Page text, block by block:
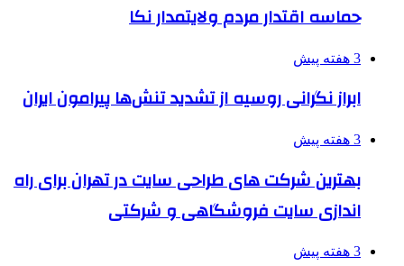
حماسه اقتدار مردم ولایتمدار نکا
3 هفته پیش
ابراز نگرانی روسیه از تشدید تنش‌ها پیرامون ایران
3 هفته پیش
بهترین شرکت های طراحی سایت در تهران برای راه
اندازی سایت فروشگاهی و شرکتی
3 هفته پیش